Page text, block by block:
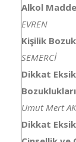
Alkol
EVREN
Kişilik
SEMERCİ
Dikkat
Umut Mert
Dikkat